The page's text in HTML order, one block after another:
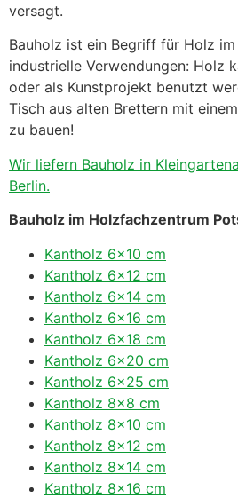
versagt.
Bauholz ist ein Begriff für Holz
industrielle Verwendungen: Holz
oder als Kunstprojekt benutzt
Tisch aus alten Brettern mit
zu bauen!
Wir liefern Bauholz in
Berlin.
Bauholz im Holzfachzentrum
Kantholz 6×10 cm
Kantholz 6×12 cm
Kantholz 6×14 cm
Kantholz 6×16 cm
Kantholz 6×18 cm
Kantholz 6×20 cm
Kantholz 6×25 cm
Kantholz 8×8 cm
Kantholz 8×10 cm
Kantholz 8×12 cm
Kantholz 8×14 cm
Kantholz 8×16 cm